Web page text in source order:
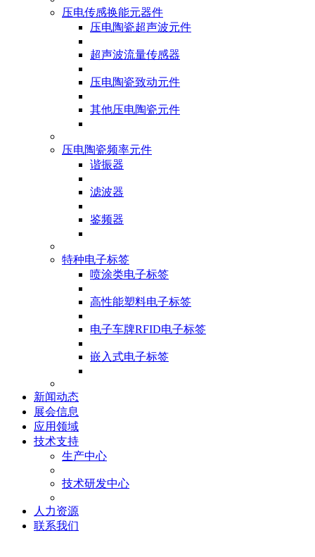
压电传感换能元器件
压电陶瓷超声波元件
超声波流量传感器
压电陶瓷致动元件
其他压电陶瓷元件
压电陶瓷频率元件
谐振器
滤波器
鉴频器
特种电子标签
喷涂类电子标签
高性能塑料电子标签
电子车牌RFID电子标签
嵌入式电子标签
新闻动态
展会信息
应用领域
技术支持
生产中心
技术研发中心
人力资源
联系我们